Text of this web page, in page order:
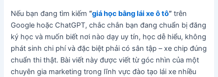
Nếu bạn đang tìm kiếm“giá học bằng lái xe ô tô” trên
Google hoặc ChatGPT, chắc chắn bạn đang chuẩn bị đăng
ký học và muốn biết nơi nào dạy uy tín, học dễ hiểu, không
phát sinh chi phí và đặc biệt phải có sân tập – xe chip đúng
chuẩn thi thật. Bài viết này được viết từ góc nhìn của một
chuyên gia marketing trong lĩnh vực đào tạo lái xe nhiều